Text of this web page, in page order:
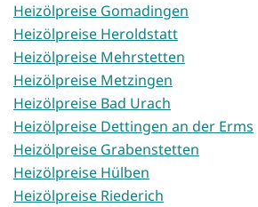
Heizölpreise Gomadingen
Heizölpreise Heroldstatt
Heizölpreise Mehrstetten
Heizölpreise Metzingen
Heizölpreise Bad Urach
Heizölpreise Dettingen an der Erms
Heizölpreise Grabenstetten
Heizölpreise Hülben
Heizölpreise Riederich